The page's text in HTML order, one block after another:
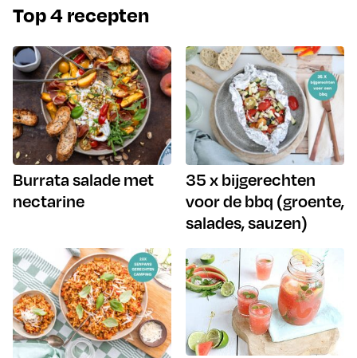
Top 4 recepten
Burrata salade met
nectarine
35 x bijgerechten
voor de bbq (groente,
salades, sauzen)